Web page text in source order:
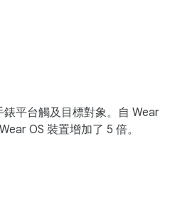
平台觸及目標對象。自 Wear
OS 裝置增加了 5 倍。